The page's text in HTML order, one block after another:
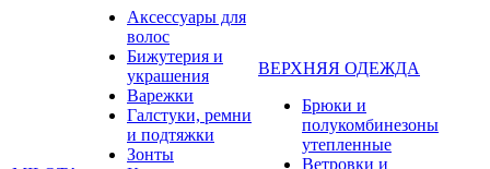
Аксессуары для
волос
Бижутерия и
украшения
Варежки
Галстуки, ремни
и подтяжки
Зонты
ВЕРХНЯЯ ОДЕЖДА
Брюки и
полукомбинезоны
утепленные
Ветровки и